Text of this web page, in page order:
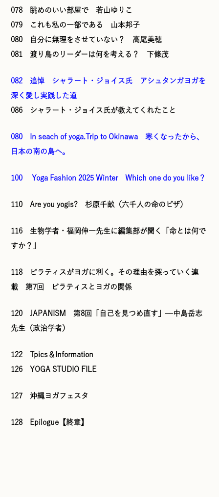
078 眺めのいい部屋で 若山ゆりこ
079 これも私の一部である 山本邦子
080 自分に無理をさせていない？ 高尾美穂
081 渡り鳥のリーダーは何を考える？ 下條茂
082 追悼 シャラート・ジョイス氏 アシュタンガヨガを
深く愛し実践した道
086 シャラート・ジョイス氏が教えてくれたこと
080 In seach of yoga.Trip to Okinawa 寒くなったから、
日本の南の島へ。
100 Yoga Fashion 2025 Winter Which one do you like？
110 Are you yogis? 杉原千畝（六千人の命のビザ）
116 生物学者・福岡伸一先生に編集部が聞く「命とは何で
すか？」
118 ピラティスがヨガに利く。その理由を探っていく連
載 第7回 ピラティスとヨガの関係
120 JAPANISM 第8回「自己を見つめ直す」––中島岳志
先生（政治学者）
122 Tpics＆Information
126 YOGA STUDIO FILE
127 沖縄ヨガフェスタ
128 Epilogue【終章】